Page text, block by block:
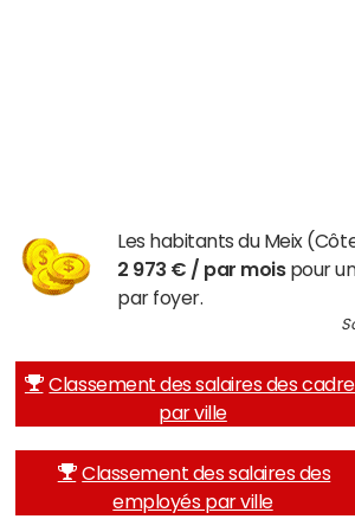
Les habitants du Meix
2 973 € / par moispour
par foyer.
Classement des salaires des
par ville
Classement des salaires des
employés par ville